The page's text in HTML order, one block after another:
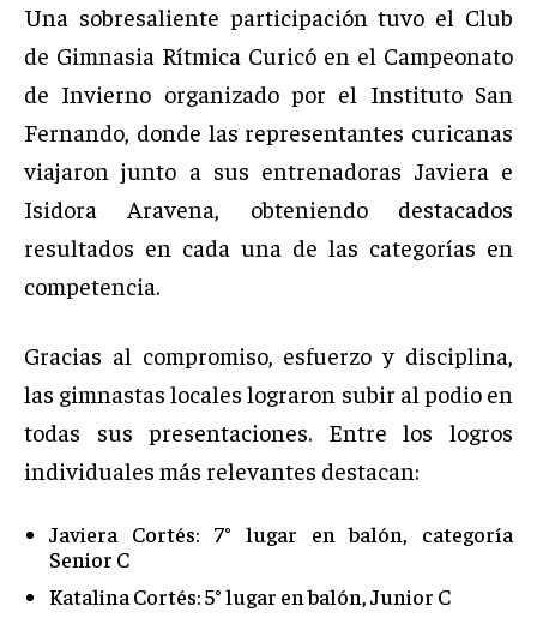
Una sobresaliente participación tuvo el Club
de Gimnasia Rítmica Curicó en el Campeonato
de Invierno organizado por el Instituto San
Fernando, donde las representantes curicanas
viajaron junto a sus entrenadoras Javiera e
Isidora Aravena, obteniendo destacados
resultados en cada una de las categorías en
competencia.
Gracias al compromiso, esfuerzo y disciplina,
las gimnastas locales lograron subir al podio en
todas sus presentaciones. Entre los logros
individuales más relevantes destacan:
Javiera Cortés: 7° lugar en balón, categoría
Senior C
Katalina Cortés: 5° lugar en balón, Junior C